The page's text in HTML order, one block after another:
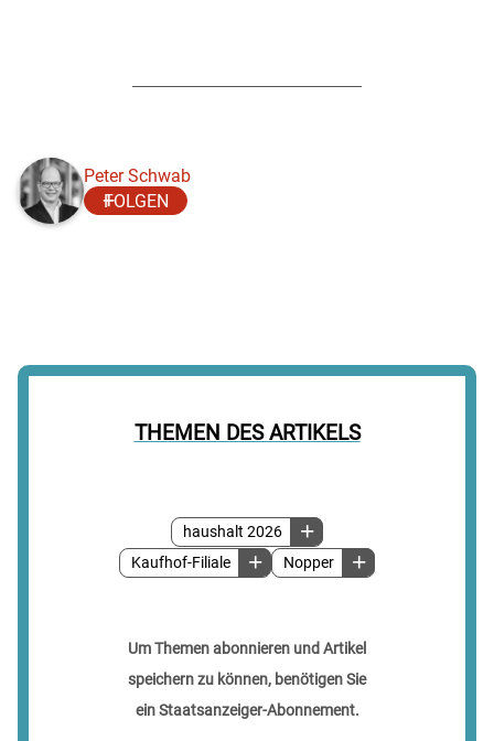
THEMEN DES ARTIKELS
haushalt 2026
Kaufhof-Filiale
Nopper
Um Themen abonnieren und Artikel
speichern zu können, benötigen Sie
ein Staatsanzeiger-Abonnement.
Peter Schwab
FOLGEN